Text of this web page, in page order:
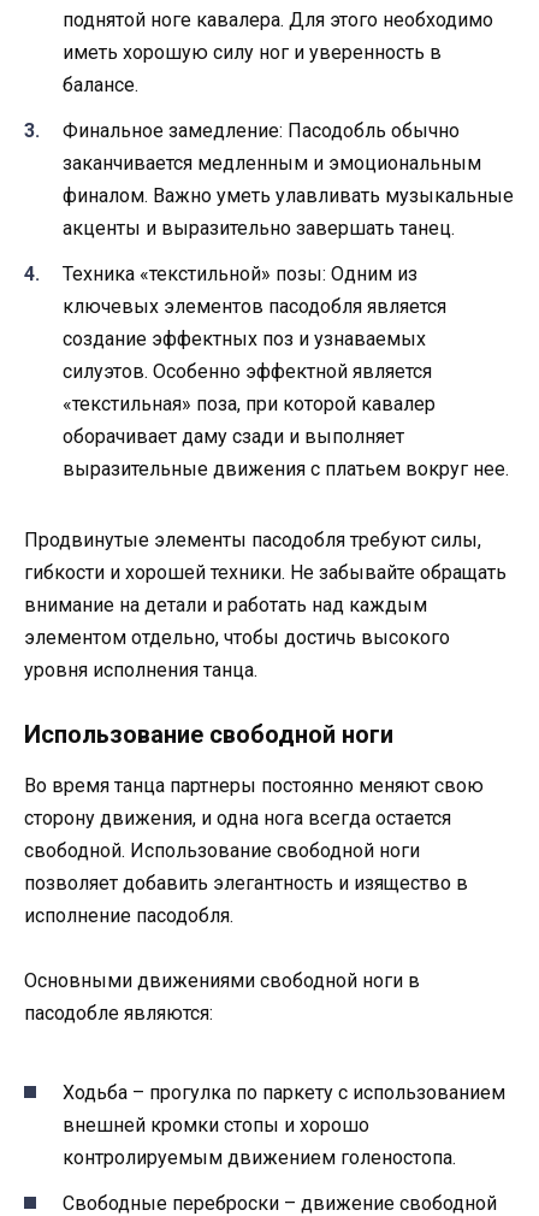
поднятой ноге кавалера. Для этого необходимо
иметь хорошую силу ног и уверенность в
балансе.
Финальное замедление: Пасодобль обычно
заканчивается медленным и эмоциональным
финалом. Важно уметь улавливать музыкальные
акценты и выразительно завершать танец.
Техника «текстильной» позы: Одним из
ключевых элементов пасодобля является
создание эффектных поз и узнаваемых
силуэтов. Особенно эффектной является
«текстильная» поза, при которой кавалер
оборачивает даму сзади и выполняет
выразительные движения с платьем вокруг нее.
Продвинутые элементы пасодобля требуют силы,
гибкости и хорошей техники. Не забывайте обращать
внимание на детали и работать над каждым
элементом отдельно, чтобы достичь высокого
уровня исполнения танца.
Использование свободной ноги
Во время танца партнеры постоянно меняют свою
сторону движения, и одна нога всегда остается
свободной. Использование свободной ноги
позволяет добавить элегантность и изящество в
исполнение пасодобля.
Основными движениями свободной ноги в
пасодобле являются:
Ходьба – прогулка по паркету с использованием
внешней кромки стопы и хорошо
контролируемым движением голеностопа.
Свободные переброски – движение свободной